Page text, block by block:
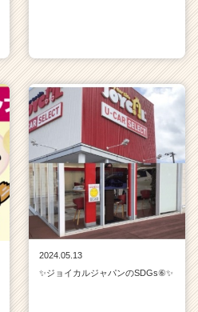
2024.05.13
✨ジョイカルジャパンのSDGs⑥✨